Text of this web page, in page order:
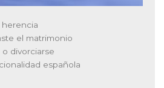
el matrimonio
o divorciarse
española